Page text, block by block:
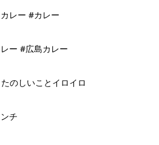
レー #カレー
ー #広島カレー
のしいことイロイロ
チ